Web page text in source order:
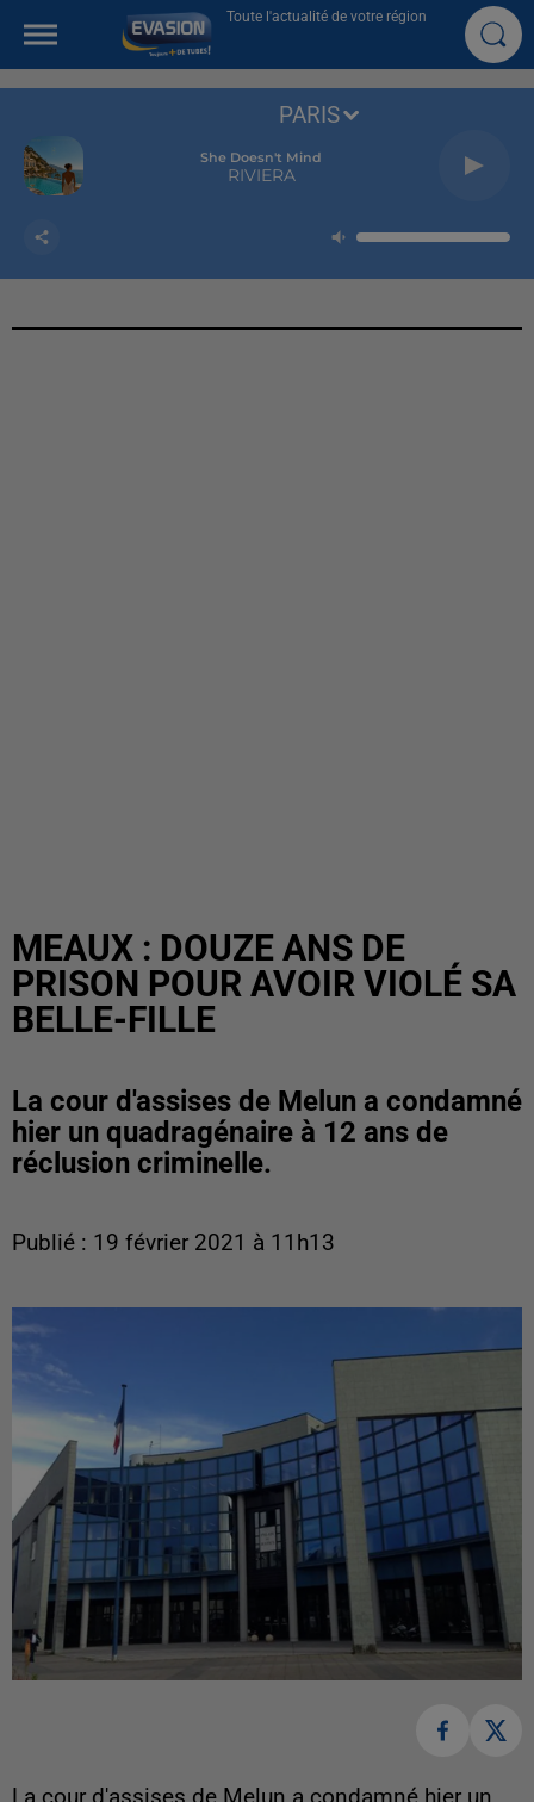
Toute l'actualité de votre région
She Doesn't Mind
RIVIERA
PARIS
MEAUX : DOUZE ANS DE
PRISON POUR AVOIR VIOLÉ SA
BELLE-FILLE
La cour d'assises de Melun a condamné
hier un quadragénaire à 12 ans de
réclusion criminelle.
Publié : 19 février 2021 à 11h13